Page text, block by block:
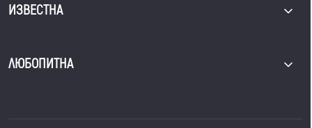
ИЗВЕСТНА
ЛЮБОПИТНА